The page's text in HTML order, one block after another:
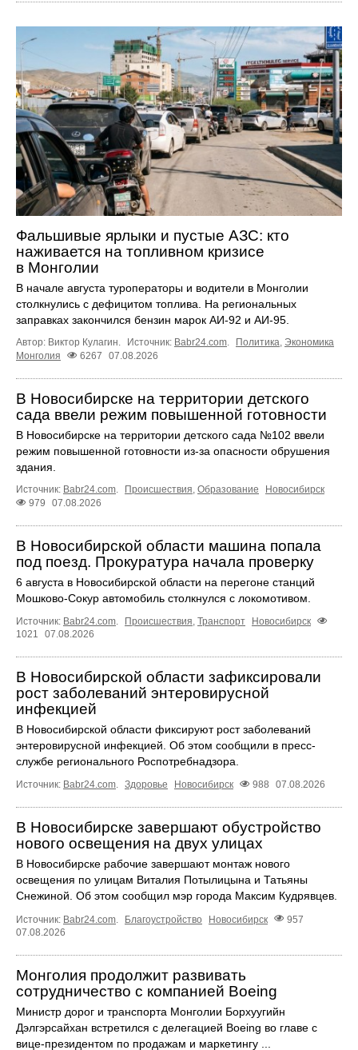
Фальшивые ярлыки и пустые АЗС: кто
наживается на топливном кризисе
в Монголии
В начале августа туроператоры и водители в Монголии
столкнулись с дефицитом топлива. На региональных
заправках закончился бензин марок АИ-92 и АИ-95.
Автор: Виктор Кулагин. Источник: Babr24.com. Политика, Экономика
Монголия
6267 07.08.2026
В Новосибирске на территории детского
сада ввели режим повышенной готовности
В Новосибирске на территории детского сада №102 ввели
режим повышенной готовности из-за опасности обрушения
здания.
Источник: Babr24.com. Происшествия, Образование
Новосибирск
979
07.08.2026
В Новосибирской области машина попала
под поезд. Прокуратура начала проверку
6 августа в Новосибирской области на перегоне станций
Мошково-Сокур автомобиль столкнулся с локомотивом.
Источник: Babr24.com. Происшествия, Транспорт
Новосибирск
1021
07.08.2026
В Новосибирской области зафиксировали
рост заболеваний энтеровирусной
инфекцией
В Новосибирской области фиксируют рост заболеваний
энтеровирусной инфекцией. Об этом сообщили в пресс-
службе регионального Роспотребнадзора.
Источник: Babr24.com. Здоровье Новосибирск 988 07.08.2026
В Новосибирске завершают обустройство
нового освещения на двух улицах
В Новосибирске рабочие завершают монтаж нового
освещения по улицам Виталия Потылицына и Татьяны
Снежиной. Об этом сообщил мэр города Максим Кудрявцев.
Источник: Babr24.com Благоустройство Новосибирск
957
07.08.2026
Монголия продолжит развивать
сотрудничество с компанией Boeing
Министр дорог и транспорта Монголии Борхуугийн
Дэлгэрсайхан встретился с делегацией Boeing во главе с
вице-президентом по продажам и маркетингу ...